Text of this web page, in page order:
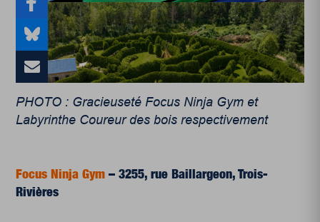
PHOTO : Gracieuseté Focus Ninja Gym et
Labyrinthe Coureur des bois respectivement
Focus Ninja Gym – 3255, rue Baillargeon, Trois-
Rivières